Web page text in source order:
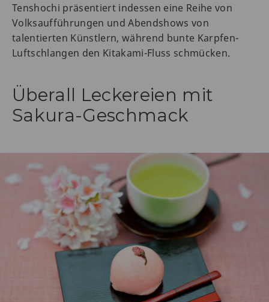
Tenshochi präsentiert indessen eine Reihe von
Volksaufführungen und Abendshows von
talentierten Künstlern, während bunte Karpfen-
Luftschlangen den Kitakami-Fluss schmücken.
Überall Leckereien mit
Sakura-Geschmack